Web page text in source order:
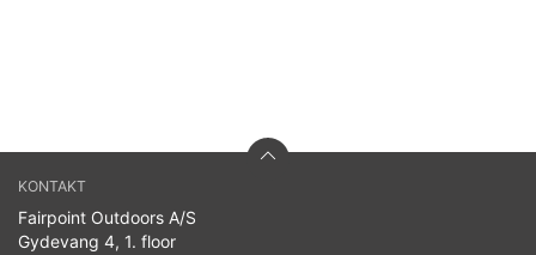
KONTAKT
Fairpoint Outdoors A/S
Gydevang 4, 1. floor